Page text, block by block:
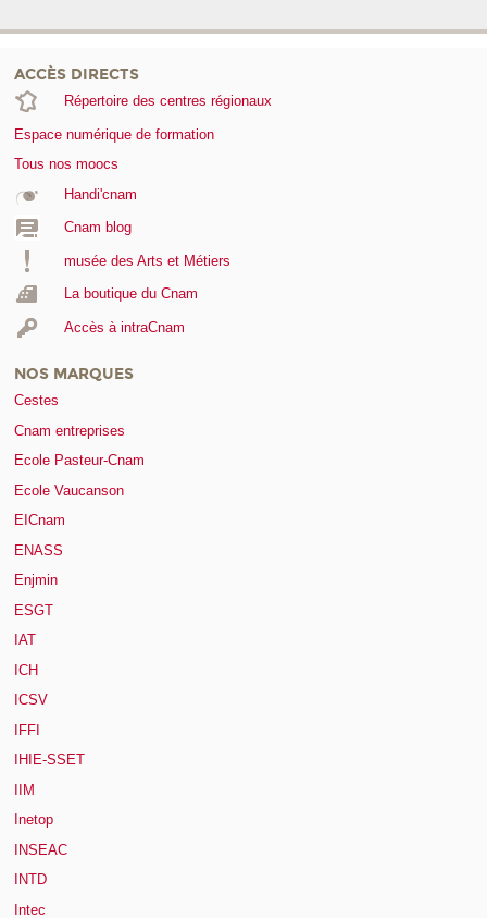
ACCÈS DIRECTS
Répertoire des centres régionaux
Espace numérique de formation
Tous nos moocs
Handi'cnam
Cnam blog
musée des Arts et Métiers
La boutique du Cnam
Accès à intraCnam
NOS MARQUES
Cestes
Cnam entreprises
Ecole Pasteur-Cnam
Ecole Vaucanson
EICnam
ENASS
Enjmin
ESGT
IAT
ICH
ICSV
IFFI
IHIE-SSET
IIM
Inetop
INSEAC
INTD
Intec